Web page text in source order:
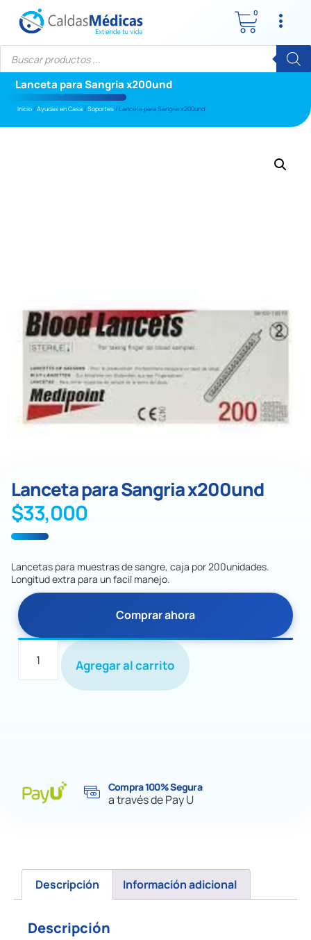
0
Lanceta para Sangria x200und
Inicio/Ayudas en Casa/Soportes/ Lanceta para Sangria x200und
Lanceta para Sangria x200und
$33,000
Lancetas para muestras de sangre, caja por 200unidades.
Longitud extra para un facil manejo.
Comprar ahora
Agregar al carrito
Compra 100% Segura
a través de Pay U
Descripción Información adicional
Descripción